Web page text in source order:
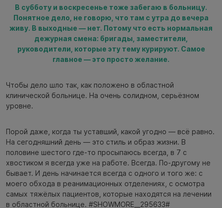
В субботу и воскресенье тоже забегаю в больницу.
Понятное дело, не говорю, что там с утра до вечера
живу. В выходные — нет. Потому что есть нормальная
дежурная смена: бригады, заместители,
руководители, которые эту тему курируют. Самое
главное — это просто желание.
Чтобы дело шло так, как положено в областной
клинической больнице. На очень солидном, серьёзном
уровне.
Порой даже, когда ты уставший, какой угодно — всё равно.
На сегодняшний день — это стиль и образ жизни. В
половине шестого где-то просыпаюсь всегда, в 7 с
хвостиком я всегда уже на работе. Всегда. По-другому не
бывает. И день начинается всегда с одного и того же: с
моего обхода в реанимационных отделениях, с осмотра
самых тяжёлых пациентов, которые находятся на лечении
в областной больнице. #SHOWMORE__295633#